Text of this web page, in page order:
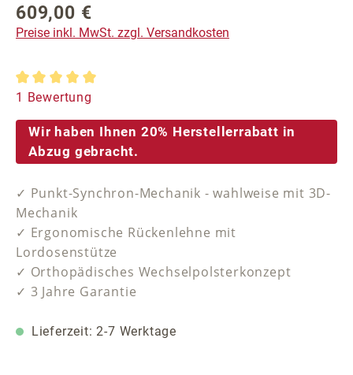
Regulärer Preis:
609,00 €
Preise inkl. MwSt. zzgl. Versandkosten
Durchschnittliche Bewertung von 5 von 5 Sternen
1 Bewertung
Wir haben Ihnen 20% Herstellerrabatt in
Abzug gebracht.
✓ Punkt-Synchron-Mechanik - wahlweise mit 3D-
Mechanik
✓ Ergonomische Rückenlehne mit
Lordosenstütze
✓ Orthopädisches Wechselpolsterkonzept
✓ 3 Jahre Garantie
Lieferzeit: 2-7 Werktage